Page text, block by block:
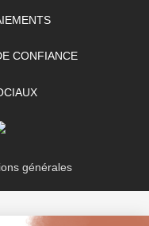
CONFIANCE
générales